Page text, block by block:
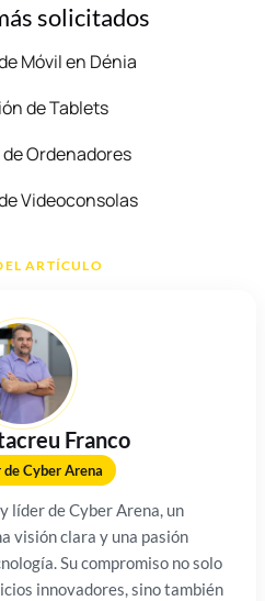
solicitados
Móvil en Dénia
de Tablets
Ordenadores
Videoconsolas
ARTÍCULO
Franco
de Cyber Arena
líder de Cyber Arena, un
visión clara y una pasión
Su compromiso no solo
innovadores, sino también